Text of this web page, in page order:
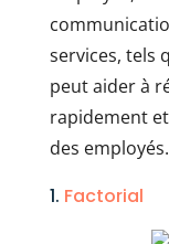
services, tels
peut aider à
rapidement
des employés.
1. Factorial